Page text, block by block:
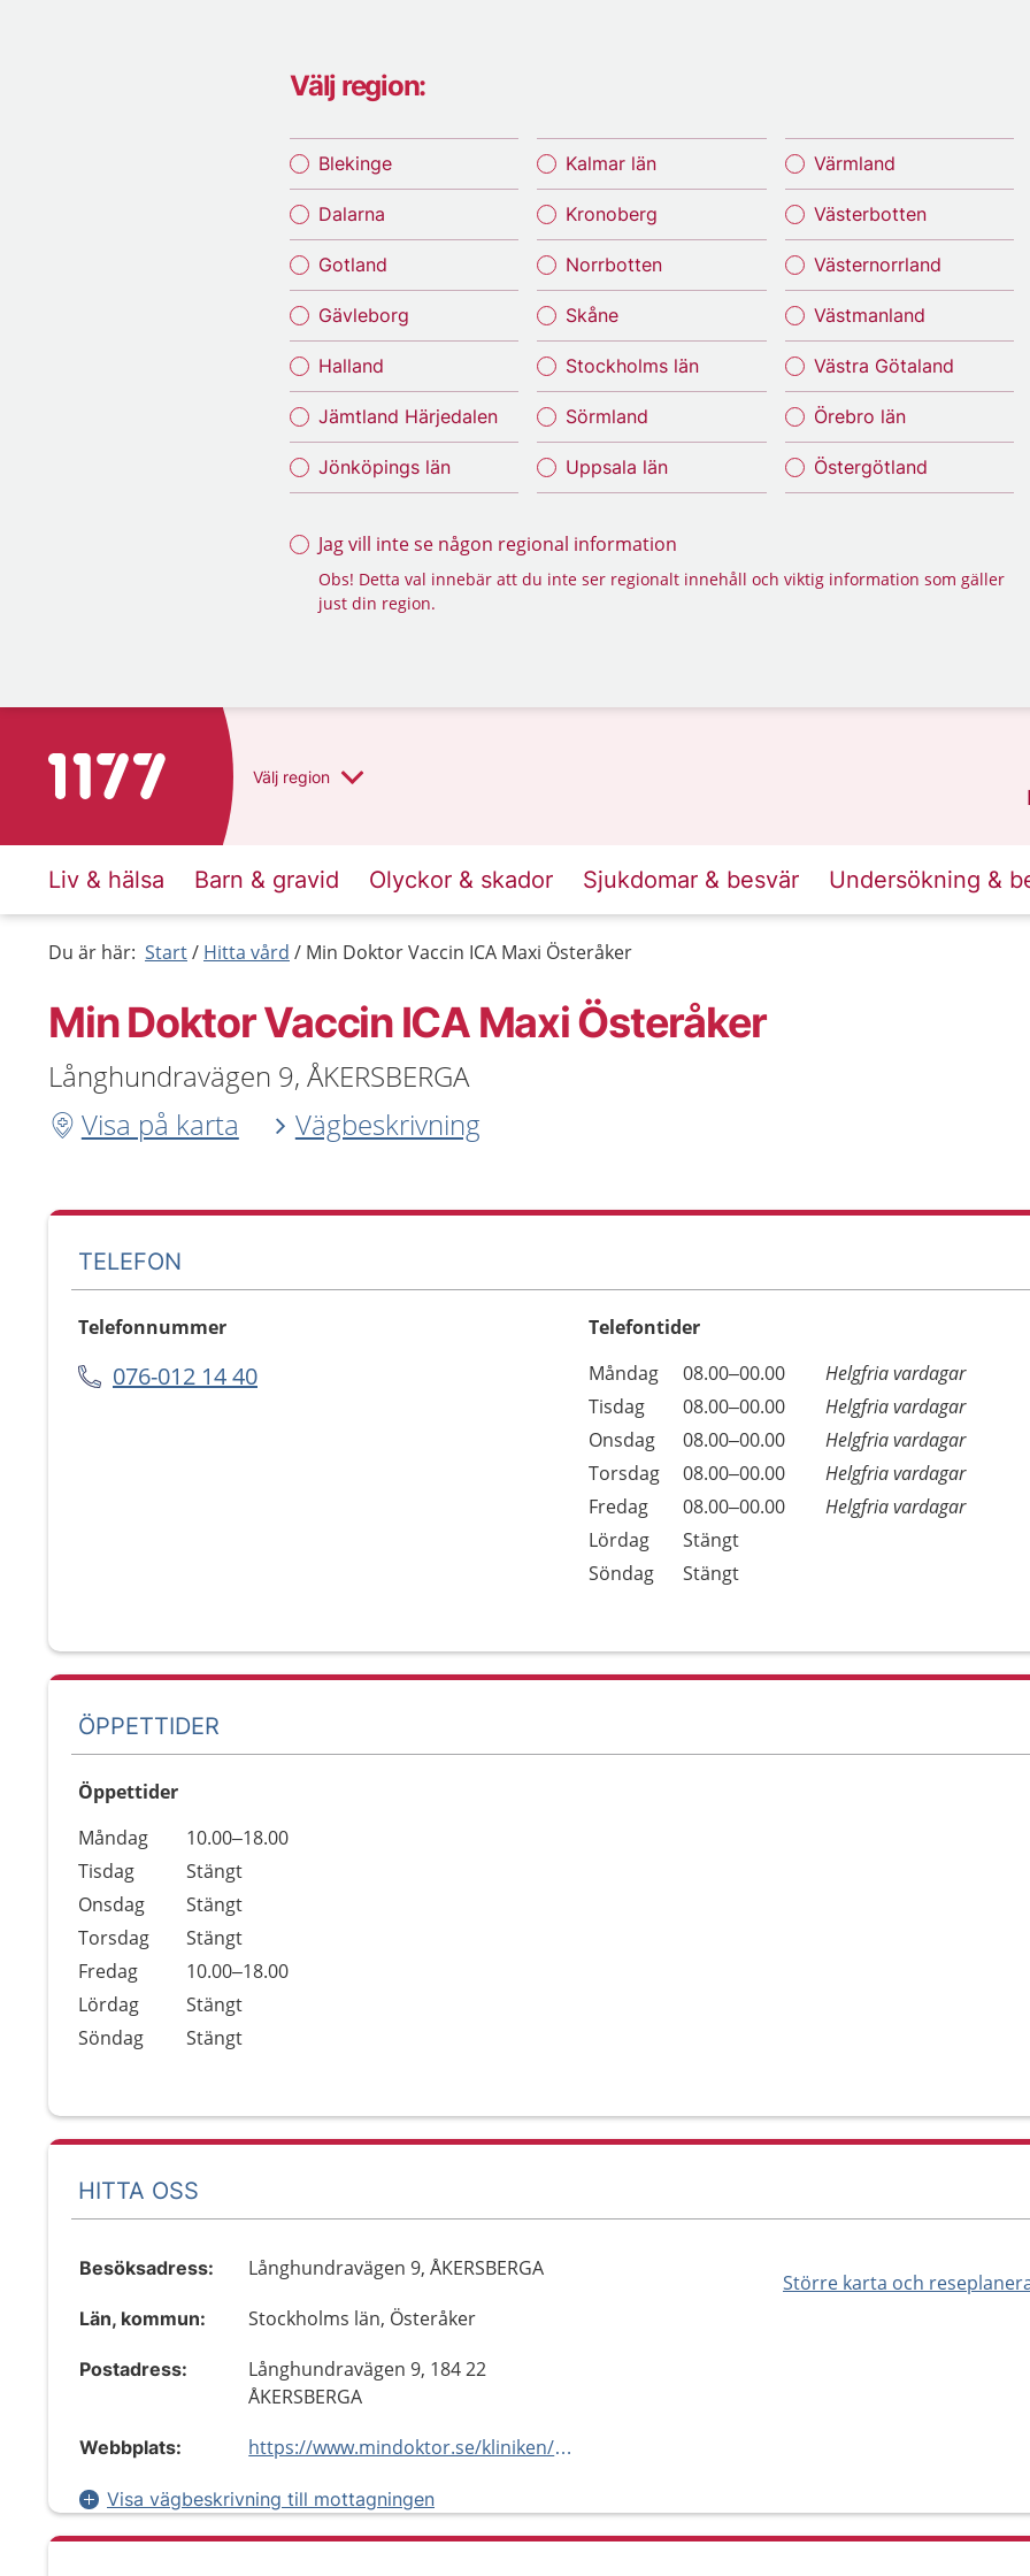
Välj region:
Blekinge
Dalarna
Gotland
Gävleborg
Halland
Jämtland Härjedalen
Jönköpings län
Kalmar län
Kronoberg
Norrbotten
Skåne
Stockholms län
Sörmland
Uppsala län
Värmland
Västerbotten
Västernorrland
Västmanland
Västra Götaland
Örebro län
Östergötland
Jag vill inte se någon regional information
Obs! Detta val innebär att du inte ser regionalt innehåll och viktig information som gäller
just din region.
Till startsidan för 1177 Välj region
Liv & hälsa Barn & gravid Olyckor & skador Sjukdomar & besvär Undersökning &
Du är här: Start Hitta vård Min Doktor Vaccin ICA Maxi Österåker
Min Doktor Vaccin ICA Maxi Österåker
Långhundravägen 9, ÅKERSBERGA
Visa på karta
Vägbeskrivning
TELEFON
Telefonnummer
076-012 14 40
Telefontider
Dag
Öppettider
Kommentarer
Måndag 08.00–00.00
Helgfria vardagar
Tisdag
08.00–00.00
Helgfria vardagar
Onsdag
08.00–00.00
Helgfria vardagar
Torsdag
08.00–00.00
Helgfria vardagar
Fredag
08.00–00.00
Helgfria vardagar
Lördag
Stängt
Söndag
Stängt
ÖPPETTIDER
Öppettider
Dag
Öppettider
Kommentarer
Måndag
10.00–18.00
Tisdag
Stängt
Onsdag
Stängt
Torsdag
Stängt
Fredag
10.00–18.00
Lördag
Stängt
Söndag
Stängt
HITTA OSS
Större karta och
Besöksadress: Långhundravägen 9, ÅKERSBERGA
Län, kommun: Stockholms län, Österåker
Postadress:
Långhundravägen 9, 184 22
ÅKERSBERGA
Webbplats: https://www.mindoktor.se/kliniken/osteraker/
Visa vägbeskrivning till mottagningen